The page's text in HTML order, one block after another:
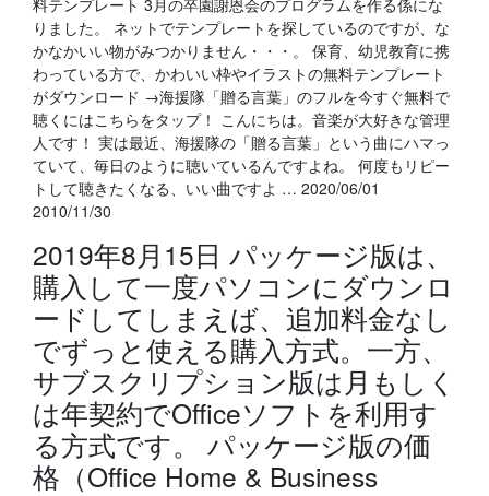
料テンプレート 3月の卒園謝恩会のプログラムを作る係にな
りました。 ネットでテンプレートを探しているのですが、な
かなかいい物がみつかりません・・・。 保育、幼児教育に携
わっている方で、かわいい枠やイラストの無料テンプレート
がダウンロード →海援隊「贈る言葉」のフルを今すぐ無料で
聴くにはこちらをタップ！ こんにちは。音楽が大好きな管理
人です！ 実は最近、海援隊の「贈る言葉」という曲にハマっ
ていて、毎日のように聴いているんですよね。 何度もリピー
トして聴きたくなる、いい曲ですよ … 2020/06/01
2010/11/30
2019年8月15日 パッケージ版は、
購入して一度パソコンにダウンロ
ードしてしまえば、追加料金なし
でずっと使える購入方式。一方、
サブスクリプション版は月もしく
は年契約でOfficeソフトを利用す
る方式です。 パッケージ版の価
格（Office Home & Business